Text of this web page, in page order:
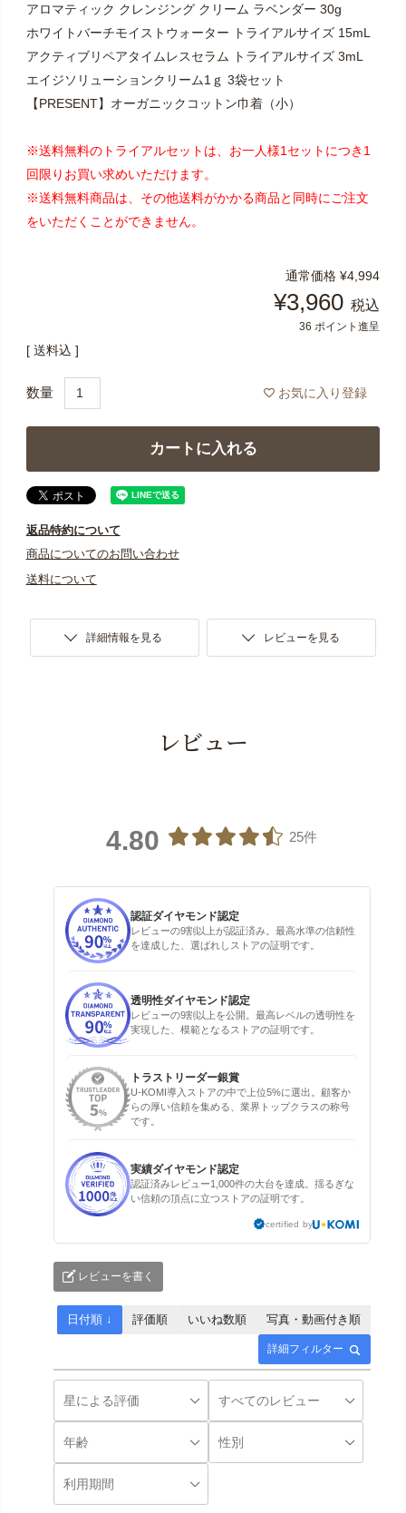
アロマティック クレンジング クリーム ラベンダー 30g
ホワイトバーチモイストウォーター トライアルサイズ 15mL
アクティブリペアタイムレスセラム トライアルサイズ 3mL
エイジソリューションクリーム1ｇ 3袋セット
【PRESENT】オーガニックコットン巾着（小）
※送料無料のトライアルセットは、お一人様1セットにつき1
回限りお買い求めいただけます。
※送料無料商品は、その他送料がかかる商品と同時にご注文
をいただくことができません。
通常価格 ¥4,994
¥3,960 税込
36 ポイント進呈
送料込
お気に入り登録
カートに入れる
返品特約について
商品についてのお問い合わせ
送料について
詳細情報を見る レビューを見る
レビュー
4.80 25件
認証ダイヤモンド認定
レビューの9割以上が認証済み。最高水準の信頼性
を達成した、選ばれしストアの証明です。
透明性ダイヤモンド認定
レビューの9割以上を公開。最高レベルの透明性を
実現した、模範となるストアの証明です。
トラストリーダー銀賞
U-KOMI導入ストアの中で上位5%に選出。顧客か
らの厚い信頼を集める、業界トップクラスの称号
です。
実績ダイヤモンド認定
認証済みレビュー1,000件の大台を達成。揺るぎな
い信頼の頂点に立つストアの証明です。
certified by
レビューを書く
詳細フィルター
日付順 ↓ 評価順 いいね数順 写真・動画付き順